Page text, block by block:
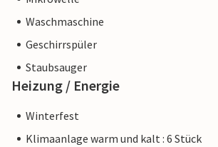
Waschmaschine
Geschirrspüler
Staubsauger
Heizung / Energie
Winterfest
Klimaanlage warm und kalt : 6 Stück